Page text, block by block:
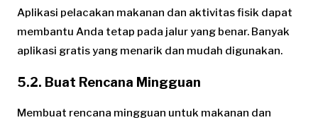
Aplikasi pelacakan makanan dan aktivitas fisik dapat
membantu Anda tetap pada jalur yang benar. Banyak
aplikasi gratis yang menarik dan mudah digunakan.
5.2. Buat Rencana Mingguan
Membuat rencana mingguan untuk makanan dan